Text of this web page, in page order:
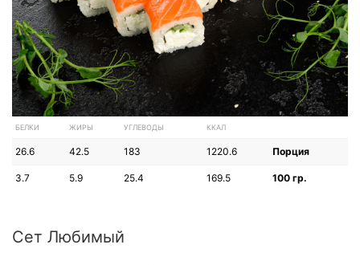
БЕЛКИ ЖИРЫ УГЛЕВОДЫ ККАЛ
26.6 42.5 183 1220.6 Порция
3.7 5.9 25.4 169.5 100 гр.
Сет Любимый